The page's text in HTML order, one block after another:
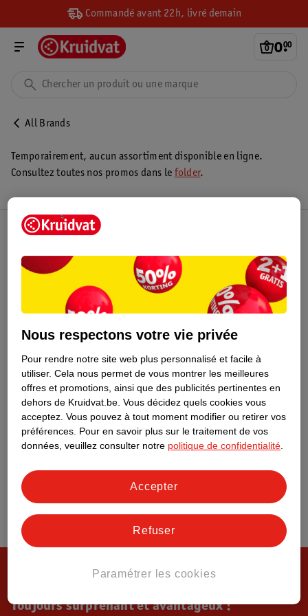
Commandé avant 22h, livré demain
0.
00
All Brands
Temporairement, aucun assortiment disponible en ligne.
Consultez toutes nos promos dans le folder.
Toujours surprenant et avantageux !
Nous respectons votre vie privée
Pour rendre notre site web plus personnalisé et facile à
utiliser. Cela nous permet de vous montrer les meilleures
offres et promotions, ainsi que des publicités pertinentes en
dehors de Kruidvat.be. Vous décidez quels cookies vous
acceptez. Vous pouvez à tout moment modifier ou retirer vos
préférences. Pour en savoir plus sur le traitement de vos
données, veuillez consulter notre politique de confidentialité
Paramétrer les cookies
Refuser
Accepter